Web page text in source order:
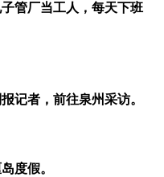
管厂当工人，每天下班
记者，前往泉州采访。
度假。